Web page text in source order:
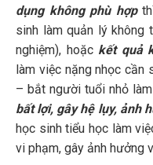
dụng không phù hợp
sinh làm quản lý
nghiệm), hoặc kết quả
làm việc nặng nhọc
– bắt người tuổi nhỏ
bất lợi, gây hệ lụy, ảnh
học sinh tiểu học làm
vi phạm, gây ảnh hưởng